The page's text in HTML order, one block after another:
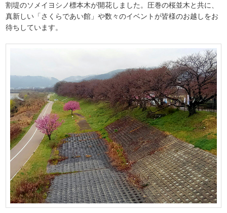
割堤のソメイヨシノ標本木が開花しました。圧巻の桜並木と共に、
真新しい「さくらであい館」や数々のイベントが皆様のお越しをお
待ちしています。